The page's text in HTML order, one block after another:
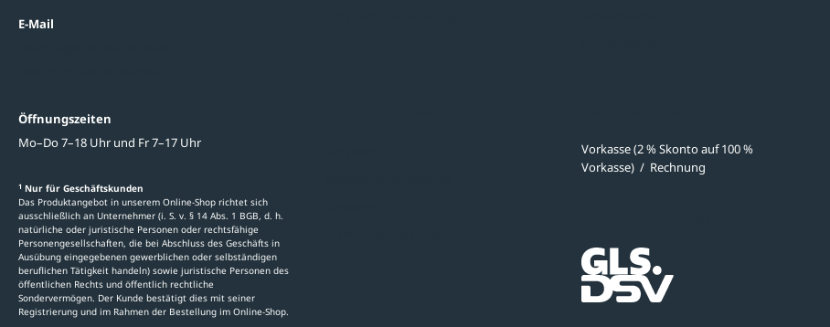
E-Mail
Öffnungszeiten
Mo–Do 7–18 Uhr und Fr 7–17 Uhr
1 Nur für Geschäftskunden
Das Produktangebot in unserem Online-Shop richtet sich
ausschließlich an Unternehmer (i. S. v. § 14 Abs. 1 BGB, d. h.
natürliche oder juristische Personen oder rechtsfähige
Personengesellschaften, die bei Abschluss des Geschäfts in
Ausübung eingegebenen gewerblichen oder selbständigen
beruflichen Tätigkeit handeln) sowie juristische Personen des
öffentlichen Rechts und öffentlich rechtliche
Sondervermögen. Der Kunde bestätigt dies mit seiner
Registrierung und im Rahmen der Bestellung im Online-Shop.
Vorkasse (2 % Skonto auf 100 %
Vorkasse) / Rechnung